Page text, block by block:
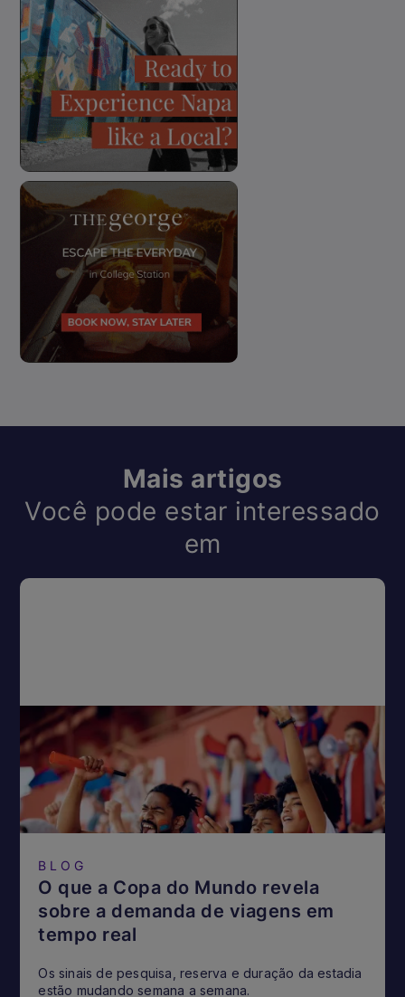
Mais artigos
Você pode estar interessado
em
BLOG
O que a Copa do Mundo revela
sobre a demanda de viagens em
tempo real
Os sinais de pesquisa, reserva e duração da estadia
estão mudando semana a semana.